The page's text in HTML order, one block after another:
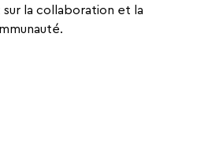
la collaboration et la